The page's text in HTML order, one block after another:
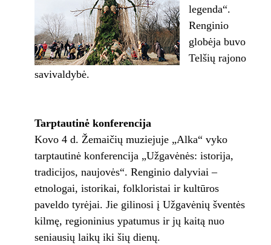
legenda“.
Renginio
globėja buvo
Telšių rajono
savivaldybė.
Tarptautinė konferencija
Kovo 4 d. Žemaičių muziejuje „Alka“ vyko
tarptautinė konferencija „Užgavėnės: istorija,
tradicijos, naujovės“. Renginio dalyviai –
etnologai, istorikai, folkloristai ir kultūros
paveldo tyrėjai. Jie gilinosi į Užgavėnių šventės
kilmę, regioninius ypatumus ir jų kaitą nuo
seniausių laikų iki šių dienų.